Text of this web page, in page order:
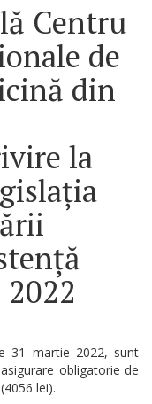
Centru
de
din
la
31 martie 2022, sunt
obligatorie de
lei).